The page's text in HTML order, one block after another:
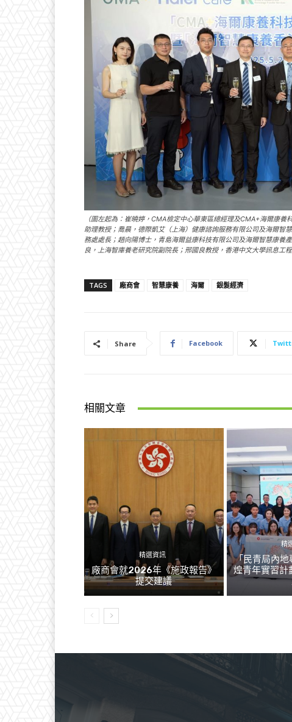
（圖左起為：崔曉婷，CMA檢定中心華東區總經理及CMA+海爾康
助理教授；喬晨，德際凱艾（上海）健康諮詢服務有限公司及海爾智
務處處長；趙向陽博士，青島海爾益康科技有限公司及海爾智慧康養
良，上海智庫養老研究院副院長；邢國良教授，香港中文大學訊息工
TAGS 廠商會 智慧康養 海爾 銀髮經濟
Share Facebook
相關文章
精選資訊
廠商會就2026年《施政報告》
提交建議
精
「民青局內
煌青年實習